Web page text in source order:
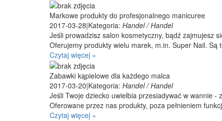
Markowe produkty do profesjonalnego manicuree
2017-03-28|Kategoria: Handel / Handel
Jeśli prowadzisz salon kosmetyczny, bądź zajmujesz
Oferujemy produkty wielu marek, m.in. Super Nail. Są
Czytaj więcej »
Zabawki kąpielowe dla każdego malca
2017-03-20|Kategoria: Handel / Handel
Jeśli Twoje dziecko uwielbia przesiadywać w wannie
Oferowane przez nas produkty, poza pełnieniem
Czytaj więcej »